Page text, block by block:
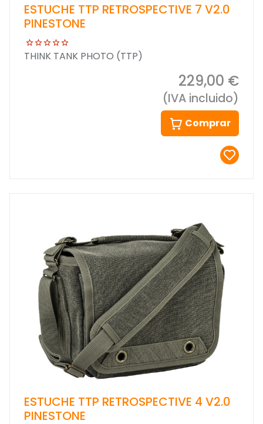
ESTUCHE TTP RETROSPECTIVE 7 V2.0
PINESTONE
THINK TANK PHOTO (TTP)
229,00 €
(IVA incluido)
Comprar
ESTUCHE TTP RETROSPECTIVE 4 V2.0
PINESTONE